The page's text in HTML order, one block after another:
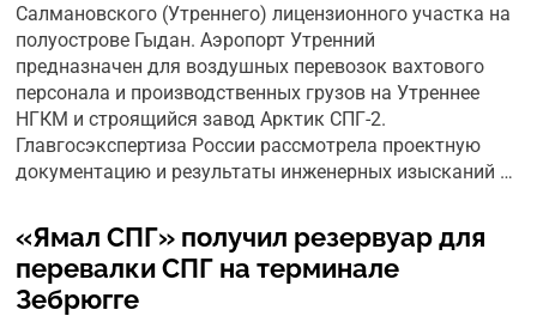
Салмановского (Утреннего) лицензионного участка на
полуострове Гыдан. Аэропорт Утренний
предназначен для воздушных перевозок вахтового
персонала и производственных грузов на Утреннее
НГКМ и строящийся завод Арктик СПГ-2.
Главгосэкспертиза России рассмотрела проектную
документацию и результаты инженерных изысканий …
«Ямал СПГ» получил резервуар для
перевалки СПГ на терминале
Зебрюгге